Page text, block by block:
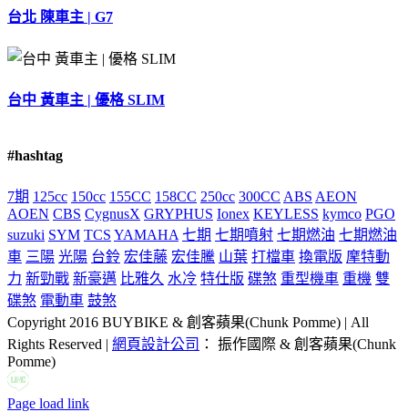
台北 陳車主 | G7
台中 黃車主 | 優格 SLIM
#hashtag
7期 125cc 150cc 155CC 158CC 250cc 300CC ABS AEON
AOEN CBS CygnusX GRYPHUS Ionex KEYLESS kymco PGO
suzuki SYM TCS YAMAHA 七期 七期噴射 七期燃油 七期燃油
車 三陽 光陽 台鈴 宏佳藤 宏佳騰 山葉 打檔車 換電版 摩特動
力 新勁戰 新豪邁 比雅久 水冷 特仕版 碟煞 重型機車 重機 雙
碟煞 電動車 鼓煞
Copyright 2016 BUYBIKE & 創客蘋果(Chunk Pomme) | All
Rights Reserved | 網頁設計公司 ： 振作國際 & 創客蘋果(Chunk
Pomme)
LINEFacebook
Email:
Page load link